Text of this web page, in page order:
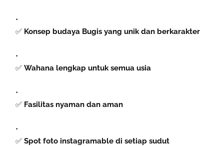
✅ Konsep budaya Bugis yang unik dan berkarakter
✅ Wahana lengkap untuk semua usia
✅ Fasilitas nyaman dan aman
✅ Spot foto instagramable di setiap sudut